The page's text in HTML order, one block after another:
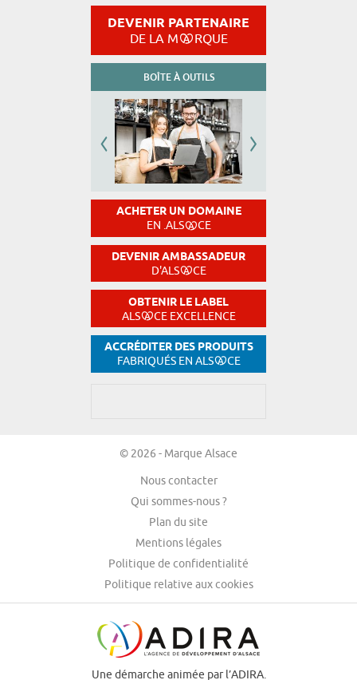
DEVENIR PARTENAIRE
DE LA M RQUE
BOÎTE À OUTILS
ACHETER UN DOMAINE
EN .ALS CE
DEVENIR AMBASSADEUR
D'ALS CE
OBTENIR LE LABEL
ALS CE EXCELLENCE
ACCRÉDITER DES PRODUITS
FABRIQUÉS EN ALS CE
© 2026 - Marque Alsace
Nous contacter
Qui sommes-nous ?
Plan du site
Mentions légales
Politique de confidentialité
Politique relative aux cookies
Une démarche animée par l’ADIRA.